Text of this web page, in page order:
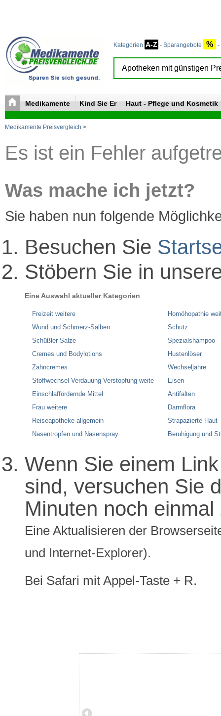
Kategorien A-Z - Sparangebote % -
Medikamente Kind Sie Er Haut - Pflege und Kosmetik
Medikamente Preisvergleich >
Es ist ein Fehler
Was mache ich jetzt?
Sie haben nun folgende
Besuchen Sie
Stöbern Sie in
Eine Auswahl aktueller Kategorien
Freizeit weitere
Wund und Schmerz-Salben
Schüßler Salze
Cremes und Bodylotions
Zahncremes
Stoffwechsel Verdauung Verstopfung weite
Einschlaffördernde Mittel
Frau weitere
Reiseapotheke allgemein
Nasentropfen und Nasenspray
Homöhopathie
Schutz
Spezialshampoo
Hustenlöser
Wechseljahre
Eisen
Antifalten
Darmflora
Strapazierte Haut
Beruhigung und
Wenn Sie einem
sind, versuchen Sie
Minuten noch
Eine Aktualisieren der
und Internet-Explorer).
Bei Safari mit Appel-Taste + R.